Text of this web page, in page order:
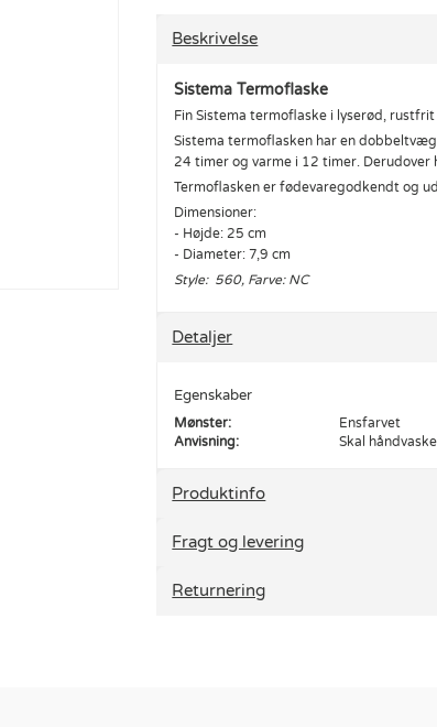
Beskrivelse
Sistema Termoflaske
Fin Sistema termoflaske i lyserød,
Sistema termoflasken har en
24 timer og varme i 12 timer.
Termoflasken er fødevaregodkendt og
Dimensioner:
- Højde: 25 cm
- Diameter: 7,9 cm
Style: 560, Farve: NC
Detaljer
Egenskaber
Mønster:
Ensfarvet
Anvisning:
Skal
Produktinfo
Fragt og levering
Returnering